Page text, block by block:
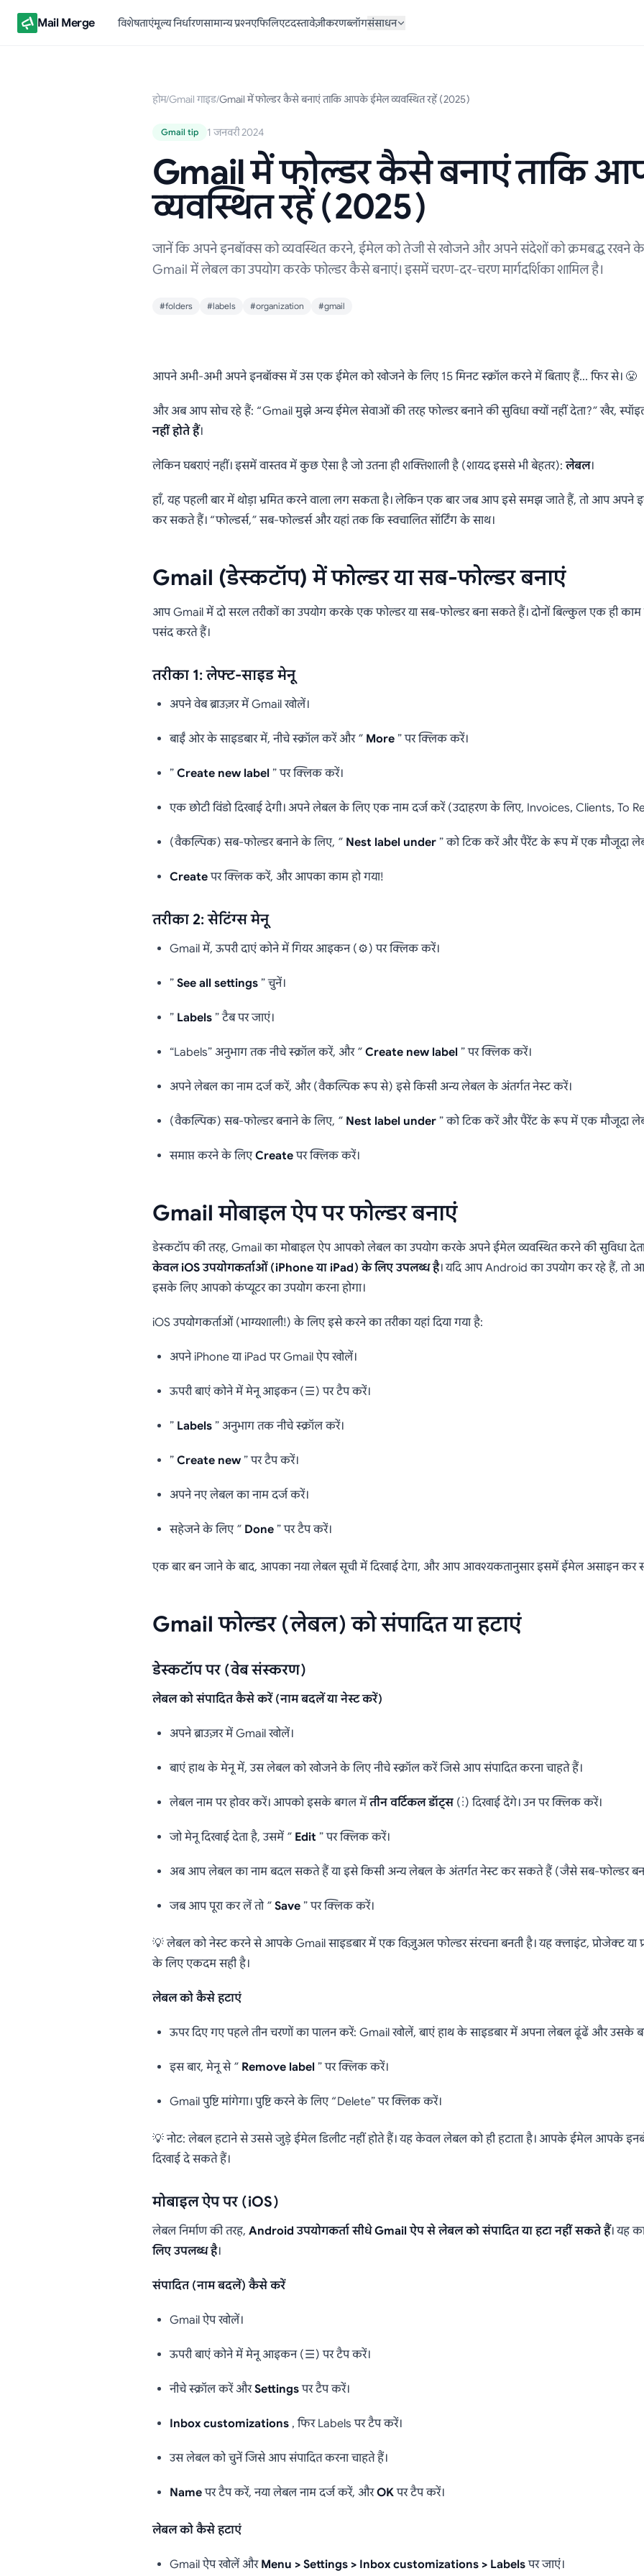
Mail Merge विशेषताएंमूल्य निर्धारणसामान्य प्रश्नएफिलिएटदस्तावेज़ीकरणब्लॉगसंसाधन
होम/Gmail गाइड/Gmail में फोल्डर कैसे बनाएं ताकि आपके ईमेल व्यवस्थित रहें (2025)
Gmail tip 1 जनवरी 2024
Gmail में फोल्डर कैसे बनाएं ताकि
व्यवस्थित रहें (2025)
जानें कि अपने इनबॉक्स को व्यवस्थित करने, ईमेल को तेजी से खोजने और अपने संदेशों को क्रमबद्ध रखने
Gmail में लेबल का उपयोग करके फोल्डर कैसे बनाएं। इसमें चरण-दर-चरण मार्गदर्शिका शामिल है।
#folders #labels #organization #gmail
Gmail में फोल्डर कैसे बनाएं
ईमेल व्यवस्थित रहें
आपने अभी-अभी अपने इनबॉक्स में उस एक ईमेल को खोजने के लिए 15 मिनट स्क्रॉल करने में बिताए हैं… फिर से। 😤
और अब आप सोच रहे हैं: “Gmail मुझे अन्य ईमेल सेवाओं की तरह फोल्डर बनाने की सुविधा क्यों नहीं देता?” खैर,
नहीं होते हैं।
लेकिन घबराएं नहीं। इसमें वास्तव में कुछ ऐसा है जो उतना ही शक्तिशाली है (शायद इससे भी बेहतर):लेबल।
हाँ, यह पहली बार में थोड़ा भ्रमित करने वाला लग सकता है। लेकिन एक बार जब आप इसे समझ जाते हैं, तो आप अपने
कर सकते हैं। “फोल्डर्स,” सब-फोल्डर्स और यहां तक कि स्वचालित सॉर्टिंग के साथ।
Gmail (डेस्कटॉप) में फोल्डर या सब-फोल्डर बनाएं
आप Gmail में दो सरल तरीकों का उपयोग करके एक फोल्डर या सब-फोल्डर बना सकते हैं। दोनों बिल्कुल एक ही
पसंद करते हैं।
तरीका 1: लेफ्ट-साइड मेनू
अपने वेब ब्राउज़र में Gmail खोलें।
बाईं ओर के साइडबार में, नीचे स्क्रॉल करें और ” More” पर क्लिक करें।
” Create new label” पर क्लिक करें।
एक छोटी विंडो दिखाई देगी। अपने लेबल के लिए एक नाम दर्ज करें (उदाहरण के लिए, Invoices, Clients, To
(वैकल्पिक) सब-फोल्डर बनाने के लिए, ” Nest label under” को टिक करें और पैरेंट के रूप में एक मौजूदा
Createपर क्लिक करें, और आपका काम हो गया!
तरीका 2: सेटिंग्स मेनू
Gmail में, ऊपरी दाएं कोने में गियर आइकन (⚙️) पर क्लिक करें।
” See all settings” चुनें।
” Labels” टैब पर जाएं।
“Labels” अनुभाग तक नीचे स्क्रॉल करें, और ” Create new label” पर क्लिक करें।
अपने लेबल का नाम दर्ज करें, और (वैकल्पिक रूप से) इसे किसी अन्य लेबल के अंतर्गत नेस्ट करें।
(वैकल्पिक) सब-फोल्डर बनाने के लिए, ” Nest label under” को टिक करें और पैरेंट के रूप में एक मौजूदा
समाप्त करने के लिएCreateपर क्लिक करें।
Gmail मोबाइल ऐप पर फोल्डर बनाएं
डेस्कटॉप की तरह, Gmail का मोबाइल ऐप आपको लेबल का उपयोग करके अपने ईमेल व्यवस्थित करने की सुविधा देता
केवल iOS उपयोगकर्ताओं (iPhone या iPad) के लिए उपलब्ध है। यदि आप Android का उपयोग कर रहे हैं, तो
इसके लिए आपको कंप्यूटर का उपयोग करना होगा।
iOS उपयोगकर्ताओं (भाग्यशाली!) के लिए इसे करने का तरीका यहां दिया गया है:
अपने iPhone या iPad पर Gmail ऐप खोलें।
ऊपरी बाएं कोने में मेनू आइकन (☰) पर टैप करें।
” Labels” अनुभाग तक नीचे स्क्रॉल करें।
” Create new” पर टैप करें।
अपने नए लेबल का नाम दर्ज करें।
सहेजने के लिए ” Done” पर टैप करें।
एक बार बन जाने के बाद, आपका नया लेबल सूची में दिखाई देगा, और आप आवश्यकतानुसार इसमें ईमेल असाइन कर
Gmail फोल्डर (लेबल) को संपादित या हटाएं
डेस्कटॉप पर (वेब संस्करण)
लेबल को संपादित कैसे करें (नाम बदलें या नेस्ट करें)
अपने ब्राउज़र में Gmail खोलें।
बाएं हाथ के मेनू में, उस लेबल को खोजने के लिए नीचे स्क्रॉल करें जिसे आप संपादित करना चाहते हैं।
लेबल नाम पर होवर करें। आपको इसके बगल मेंतीन वर्टिकल डॉट्स(⋮) दिखाई देंगे। उन पर क्लिक करें।
जो मेनू दिखाई देता है, उसमें ” Edit ” पर क्लिक करें।
अब आप लेबल का नाम बदल सकते हैं या इसे किसी अन्य लेबल के अंतर्गत नेस्ट कर सकते हैं (जैसे सब-फोल्डर
जब आप पूरा कर लें तो ” Save” पर क्लिक करें।
💡 लेबल को नेस्ट करने से आपके Gmail साइडबार में एक विज़ुअल फोल्डर संरचना बनती है। यह क्लाइंट, प्रोजेक्ट या
के लिए एकदम सही है।
लेबल को कैसे हटाएं
ऊपर दिए गए पहले तीन चरणों का पालन करें: Gmail खोलें, बाएं हाथ के साइडबार में अपना लेबल ढूंढें और उसके
इस बार, मेनू से ” Remove label” पर क्लिक करें।
Gmail पुष्टि मांगेगा। पुष्टि करने के लिए “Delete” पर क्लिक करें।
💡 नोट: लेबल हटाने से उससे जुड़े ईमेल डिलीट नहीं होते हैं। यह केवल लेबल को ही हटाता है। आपके ईमेल आपके
दिखाई दे सकते हैं।
मोबाइल ऐप पर (iOS)
लेबल निर्माण की तरह, Android उपयोगकर्ता सीधे Gmail ऐप से लेबल को संपादित या हटा नहीं सकते हैं। यह
लिए उपलब्ध है।
संपादित (नाम बदलें) कैसे करें
Gmail ऐप खोलें।
ऊपरी बाएं कोने में मेनू आइकन (☰) पर टैप करें।
नीचे स्क्रॉल करें औरSettingsपर टैप करें।
Inbox customizations, फिर Labels पर टैप करें।
उस लेबल को चुनें जिसे आप संपादित करना चाहते हैं।
Nameपर टैप करें, नया लेबल नाम दर्ज करें, औरOKपर टैप करें।
लेबल को कैसे हटाएं
Gmail ऐप खोलें और Menu > Settings > Inbox customizations > Labelsपर जाएं।